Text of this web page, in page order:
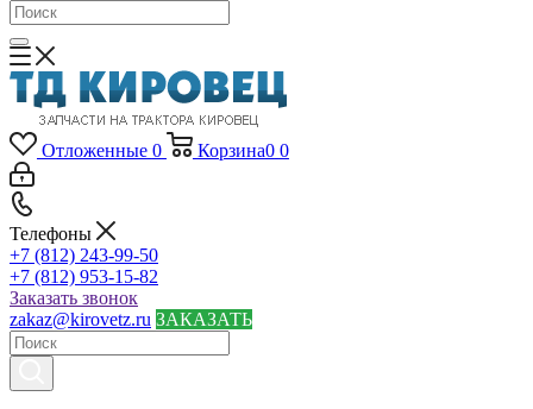
Отложенные 0 Корзина0 0
Телефоны
+7 (812) 243-99-50
+7 (812) 953-15-82
Заказать звонок
zakaz@kirovetz.ru ЗАКАЗАТЬ